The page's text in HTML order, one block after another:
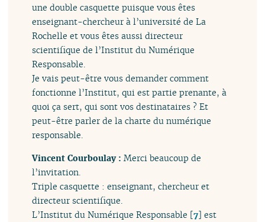
une double casquette puisque vous êtes
enseignant-chercheur à l’université de La
Rochelle et vous êtes aussi directeur
scientifique de l’Institut du Numérique
Responsable.
Je vais peut-être vous demander comment
fonctionne l’Institut, qui est partie prenante, à
quoi ça sert, qui sont vos destinataires ? Et
peut-être parler de la charte du numérique
responsable.
Vincent Courboulay :Merci beaucoup de
l’invitation.
Triple casquette : enseignant, chercheur et
directeur scientifique.
L’Institut du Numérique Responsable [7] est